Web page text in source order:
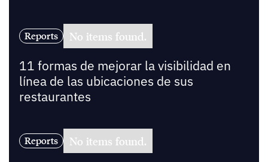
Reports No items found.
11 formas de mejorar la visibilidad en
línea de las ubicaciones de sus
restaurantes
Reports No items found.